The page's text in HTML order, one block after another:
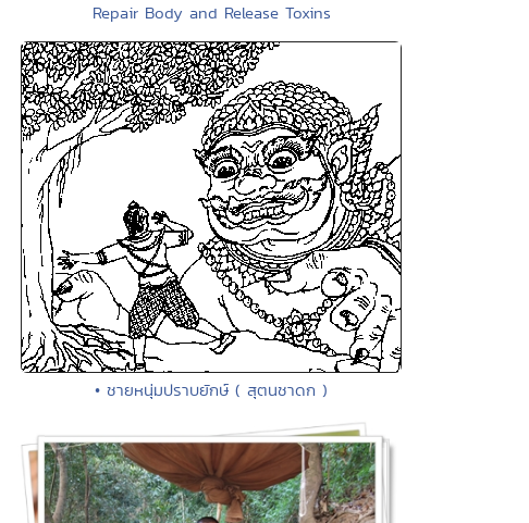
Repair Body and Release Toxins
• ชายหนุ่มปราบยักษ์ ( สุตนชาดก )